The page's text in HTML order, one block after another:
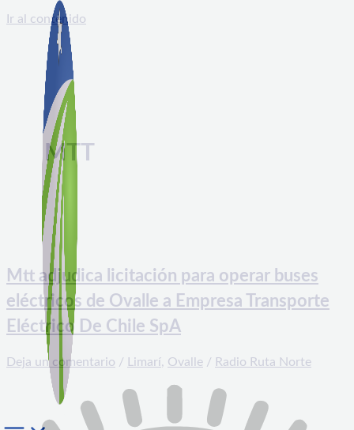
Ir al contenido
MTT
Mtt adjudica licitación para operar buses
eléctricos de Ovalle a Empresa Transporte
Eléctrico De Chile SpA
Deja un comentario / Limarí, Ovalle / Radio Ruta Norte